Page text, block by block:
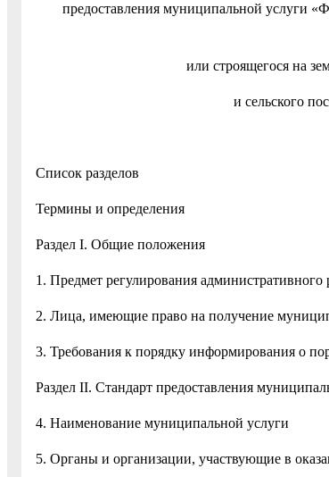
предоставления муниципальной услуги
или строящегося на
и сельского
Список разделов
Термины и определения
Раздел I. Общие положения
1. Предмет регулирования административного
2. Лица, имеющие право на получение
3. Требования к порядку информирования о
Раздел II. Стандарт предоставления
4. Наименование муниципальной услуги
5. Органы и организации, участвующие в